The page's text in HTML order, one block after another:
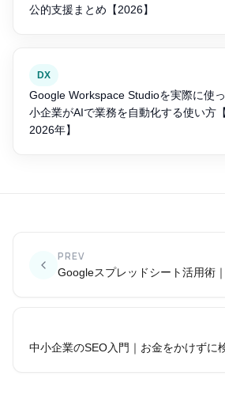
公的支援まとめ【2026】
DX
Google Workspace Studioを実際に使
小企業がAIで業務を自動化する使い方
2026年】
PREV